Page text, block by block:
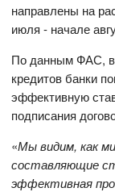
направлены на
июля - начале
По данным ФАС, в
кредитов банки
эффективную
подписания
«Мы видим, как
составляющие
эффективная